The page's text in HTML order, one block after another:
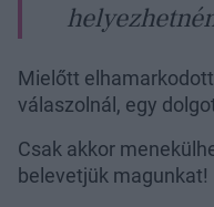
Mielőtt
válaszolnál, egy
Csak akkor
belevetjük magunkat!